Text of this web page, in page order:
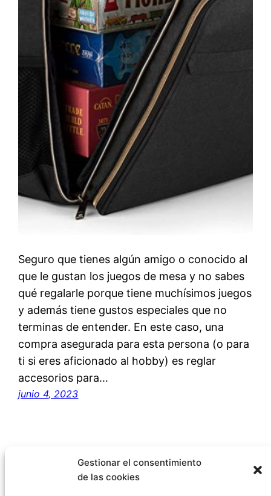
Gestionar el consentimiento
de las cookies
Seguro que tienes algún amigo o conocido al
que le gustan los juegos de mesa y no sabes
qué regalarle porque tiene muchísimos juegos
y además tiene gustos especiales que no
terminas de entender. En este caso, una
compra asegurada para esta persona (o para
ti si eres aficionado al hobby) es reglar
accesorios para…
junio 4, 2023